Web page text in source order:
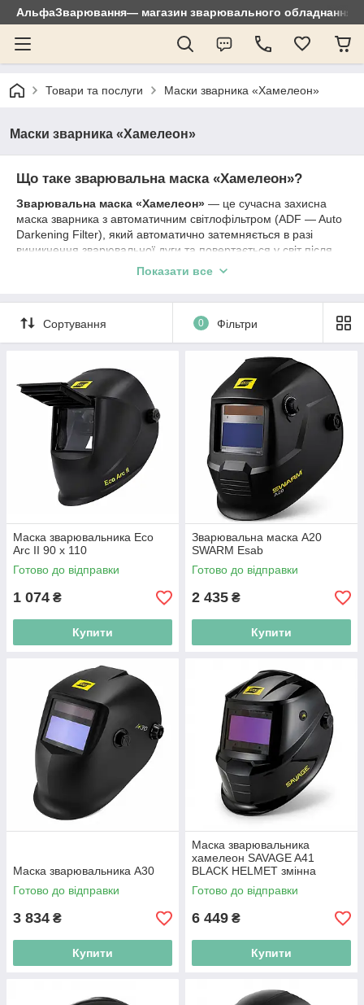
АльфаЗварювання— магазин зварювального обладнання:
Товари та послуги Маски зварника «Хамелеон»
Маски зварника «Хамелеон»
Що таке зварювальна маска «Хамелеон»?
Зварювальна маска «Хамелеон» — це сучасна захисна
маска зварника з автоматичним світлофільтром (ADF — Auto
Darkening Filter), який автоматично затемняється в разі
виникнення зварювальної дуги та повертається у світ після
закінчення зварювання.
забезпечуючи постійний захист очей без потреби підіймати
або опускати маску вручну.
Показати все
Сортування 0 Фільтри
Маска зварювальника Eco
Arc II 90 x 110
Готово до відправки
1 074 ₴
Купити
Зварювальна маска A20
SWARM Esab
Готово до відправки
2 435 ₴
Купити
Маска зварювальника A30
Готово до відправки
3 834 ₴
Купити
Маска зварювальника
хамелеон SAVAGE A41
BLACK HELMET змінна
батарейка
Готово до відправки
6 449 ₴
Купити